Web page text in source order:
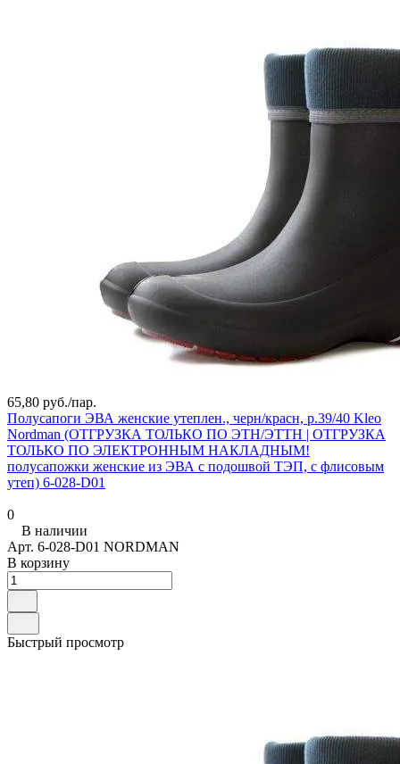
65,80 руб./пар.
Полусапоги ЭВА женские утеплен., черн/красн, р.39/40 Kleo
Nordman (ОТГРУЗКА ТОЛЬКО ПО ЭТН/ЭТТН | ОТГРУЗКА
ТОЛЬКО ПО ЭЛЕКТРОННЫМ НАКЛАДНЫМ!
полусапожки женские из ЭВА с подошвой ТЭП, с флисовым
утеп) 6-028-D01
0
В наличии
Арт. 6-028-D01 NORDMAN
В корзину
Быстрый просмотр